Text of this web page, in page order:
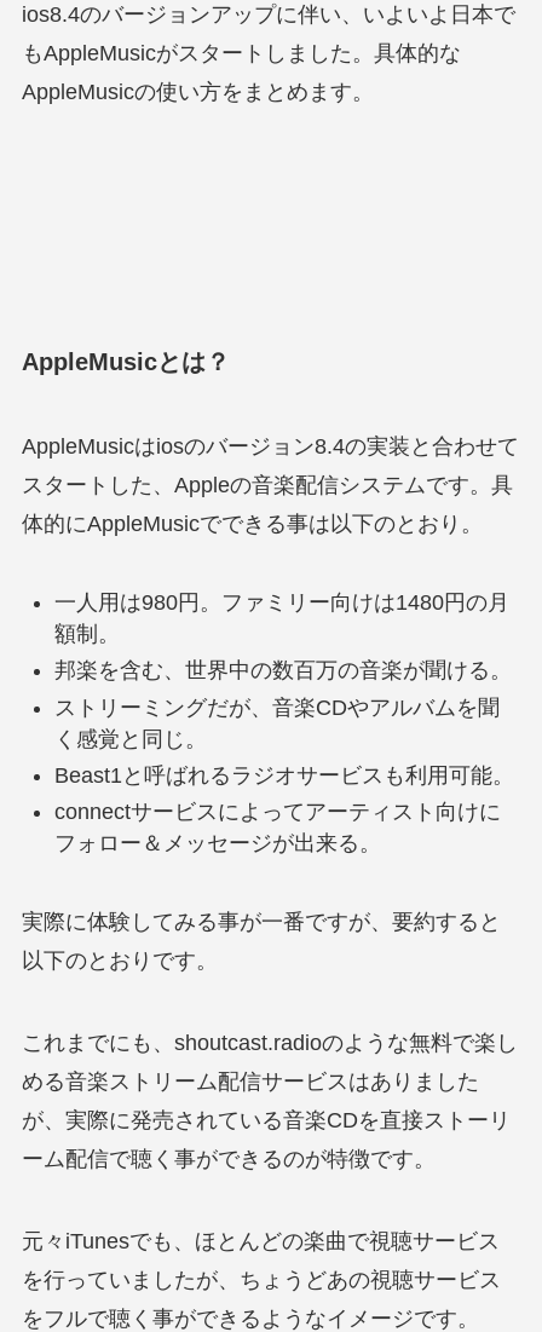
ios8.4のバージョンアップに伴い、いよいよ日本で
もAppleMusicがスタートしました。具体的な
AppleMusicの使い方をまとめます。
AppleMusicとは？
AppleMusicはiosのバージョン8.4の実装と合わせて
スタートした、Appleの音楽配信システムです。具
体的にAppleMusicでできる事は以下のとおり。
一人用は980円。ファミリー向けは1480円の月
額制。
邦楽を含む、世界中の数百万の音楽が聞ける。
ストリーミングだが、音楽CDやアルバムを聞
く感覚と同じ。
Beast1と呼ばれるラジオサービスも利用可能。
connectサービスによってアーティスト向けに
フォロー＆メッセージが出来る。
実際に体験してみる事が一番ですが、要約すると
以下のとおりです。
これまでにも、shoutcast.radioのような無料で楽し
める音楽ストリーム配信サービスはありました
が、実際に発売されている音楽CDを直接ストーリ
ーム配信で聴く事ができるのが特徴です。
元々iTunesでも、ほとんどの楽曲で視聴サービス
を行っていましたが、ちょうどあの視聴サービス
をフルで聴く事ができるようなイメージです。